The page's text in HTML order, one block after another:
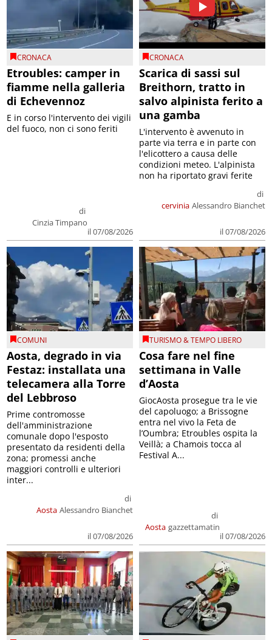
CRONACA
Etroubles: camper in
fiamme nella galleria
di Echevennoz
di
Cinzia Timpano
il 07/08/2026
E in corso l'intervento dei vigili
del fuoco, non ci sono feriti
CRONACA
Scarica di sassi sul
Breithorn, tratto in
salvo alpinista ferito a
una gamba
cervinia
di
Alessandro Bianchet
il 07/08/2026
L'intervento è avvenuto in
parte via terra e in parte con
l'elicottero a causa delle
condizioni meteo. L'alpinista
non ha riportato gravi ferite
COMUNI
Aosta, degrado in via
Festaz: installata una
telecamera alla Torre
del Lebbroso
Aosta
di
Alessandro Bianchet
il 07/08/2026
Prime contromosse
dell'amministrazione
comunale dopo l'esposto
presentato da residenti della
zona; promessi anche
maggiori controlli e ulteriori
inter...
TURISMO & TEMPO LIBERO
Cosa fare nel fine
settimana in Valle
d’Aosta
Aosta
di
gazzettamatin
il 07/08/2026
GiocAosta prosegue tra le vie
del capoluogo; a Brissogne
entra nel vivo la Feta de
l’Oumbra; Etroubles ospita la
Veillà; a Chamois tocca al
Festival A...